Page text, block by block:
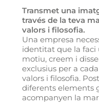
Transmet una
través de la teva
valors i filosofia.
Una empresa
identitat que la faci
motiu, creem i
exclusius per a
valors i filosofia.
diferents elements
acompanyen la